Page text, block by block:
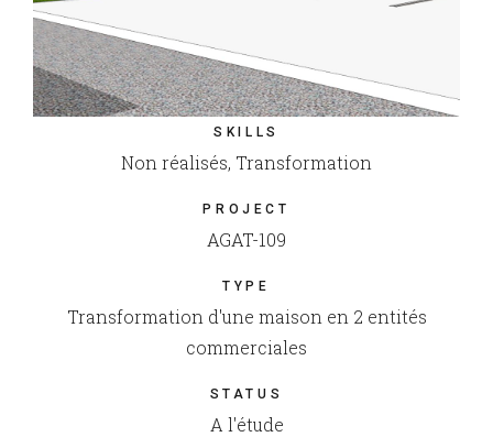
SKILLS
Non réalisés, Transformation
PROJECT
AGAT-109
TYPE
Transformation d'une maison en 2 entités
commerciales
STATUS
A l'étude